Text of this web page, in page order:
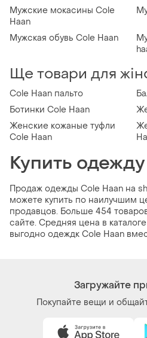
Мужские мокасины Cole
Haan
Мужская обувь Cole Haan
Ще товари для
Cole Haan пальто
Ботинки Cole Haan
Женские кожаные туфли
Cole Haan
Купить
Продаж одежды Cole Haan на
можете купить по наилучшим
продавцов. Больше 454
сайте. Средняя цена в
выгодно одеждк Cole Haan
Загружайте
Покупайте вещи и